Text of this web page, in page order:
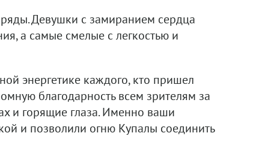
Девушки с замиранием сердца
а самые смелые с легкостью и
энергетике каждого, кто пришел
благодарность всем зрителям за
и горящие глаза. Именно ваши
и позволили огню Купалы соединить